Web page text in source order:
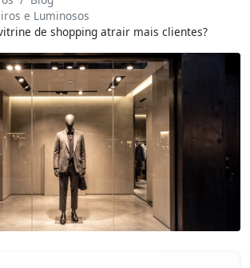
e Luminosos
de shopping atrair mais clientes?